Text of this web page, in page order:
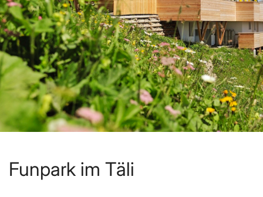
Funpark im Täli